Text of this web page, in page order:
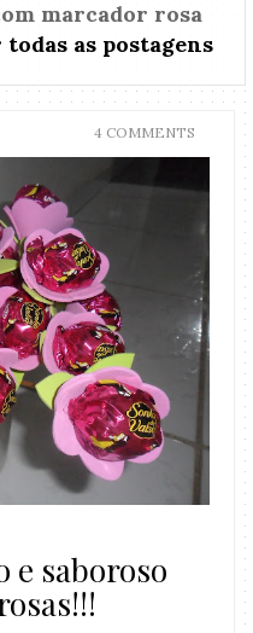
marcador rosa
as postagens
4 COMMENTS
e saboroso